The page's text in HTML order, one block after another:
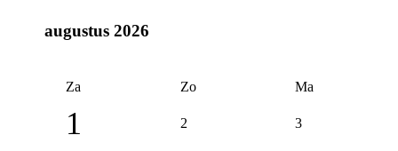
augustus 2026
Za Zo Ma
1 2 3